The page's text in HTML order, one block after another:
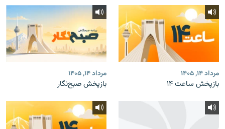
مرداد ۱۴, ۱۴۰۵
بازپخش ساعت ۱۴
مرداد ۱۴, ۱۴۰۵
بازپخش صبح‌نگار